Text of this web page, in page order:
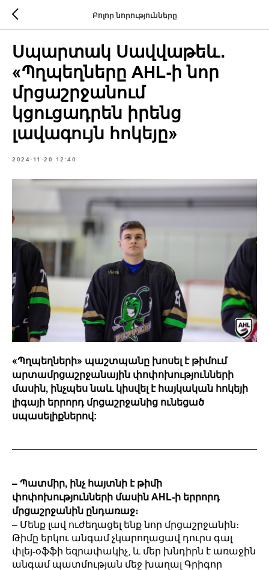
Բոլոր նորությունները
Սպարտակ Սավվաթեև․
«Պղպեղները AHL-ի նոր
մրցաշրջանում
կցուցադրեն իրենց
լավագույն հոկեյը»
2024-11-20 12:40
«Պղպեղների» պաշտպանը խոսել է թիմում
արտամրցաշրջանային փոփոխությունների
մասին, ինչպես նաև կիսվել է հայկական հոկեյի
լիգայի երրորդ մրցաշրջանից ունեցած
սպասելիքներով:
– Պատմիր, ինչ հայտնի է թիմի
փոփոխությունների մասին AHL-ի երրորդ
մրցաշրջանին ընդառաջ։
– Մենք լավ ուժեղացել ենք նոր մրցաշրջանին։
Թիմը երկու անգամ չկարողացավ դուրս գալ
փլեյ-օֆֆի եզրափակիչ, և մեր խնդիրն է առաջին
անգամ պատմության մեջ խաղալ Գրիգոր